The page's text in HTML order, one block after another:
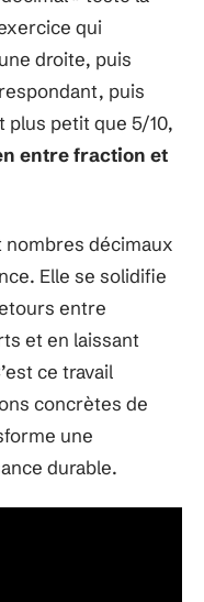
qui
droite, puis
puis
plus petit que 5/10,
entre fraction et
décimaux
Elle se solidifie
entre
et en laissant
ce travail
concrètes de
une
durable.